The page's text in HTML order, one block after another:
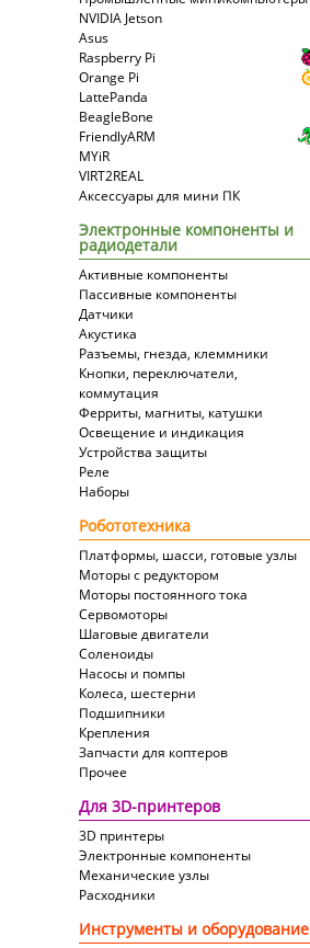
NVIDIA Jetson
Asus
Raspberry Pi
Orange Pi
LattePanda
BeagleBone
FriendlyARM
MYiR
VIRT2REAL
Аксессуары для мини ПК
Электронные компоненты и
радиодетали
Активные компоненты
Пассивные компоненты
Датчики
Акустика
Разъемы, гнезда, клеммники
Кнопки, переключатели,
коммутация
Ферриты, магниты, катушки
Освещение и индикация
Устройства защиты
Реле
Наборы
Робототехника
Платформы, шасси, готовые узлы
Моторы с редуктором
Моторы постоянного тока
Сервомоторы
Шаговые двигатели
Соленоиды
Насосы и помпы
Колеса, шестерни
Подшипники
Крепления
Запчасти для коптеров
Прочее
Для 3D-принтеров
3D принтеры
Электронные компоненты
Механические узлы
Расходники
Инструменты и оборудование